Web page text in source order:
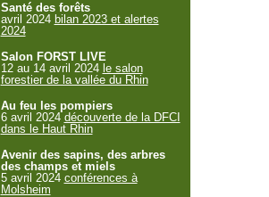
Santé des forêts
avril 2024 bilan 2023 et alertes
2024
Salon FORST LIVE
12 au 14 avril 2024 le salon
forestier de la vallée du Rhin
Au feu les pompiers
6 avril 2024 découverte de la DFCI
dans le Haut Rhin
Avenir des sapins, des arbres
des champs et miels
5 avril 2024 conférences à
Molsheim